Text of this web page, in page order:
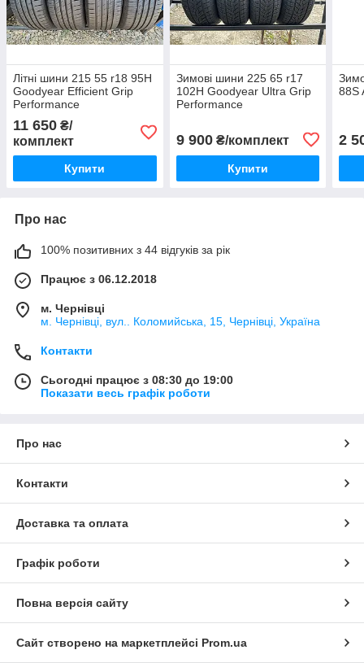
Літні шини 215 55 r18 95H
Goodyear Efficient Grip
Performance
11 650 ₴/
комплект
Купити
Зимові шини 225 65 r17
102H Goodyear Ultra Grip
Performance
9 900₴/комплект
Купити
88S
2
Про нас
100% позитивних з 44 відгуків за рік
Працює з 06.12.2018
м. Чернівці
м. Чернівці, вул.. Коломийська, 15, Чернівці, Україна
Контакти
Сьогодні працює з 08:30 до 19:00
Показати весь графік роботи
Про нас
Контакти
Доставка та оплата
Графік роботи
Повна версія сайту
Сайт створено на маркетплейсі Prom.ua